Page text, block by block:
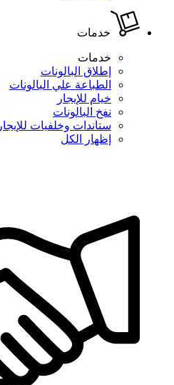
خدمات
خدمات
إطلاق البالونات
الطباعة علي البالونات
خيام للإيجار
نفخ البالونات
ستاندات وخلفيات للإيجار
إظهار الكل